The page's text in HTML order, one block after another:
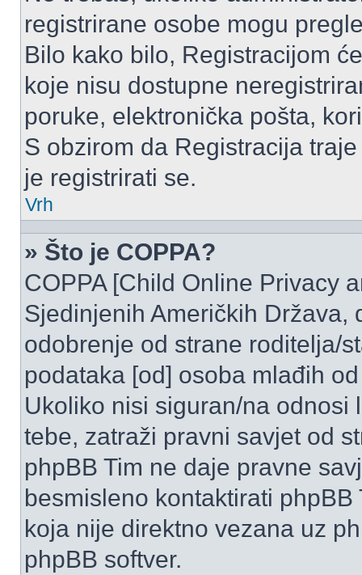
registrirane osobe mogu
Bilo kako bilo, Registracijom
koje nisu dostupne
poruke, elektronička pošta,
S obzirom da Registracija
je registrirati se.
Vrh
» Što je COPPA?
COPPA [Child Online Privacy
Sjedinjenih Američkih
odobrenje od strane roditelja/
podataka [od] osoba mlađih
Ukoliko nisi siguran/na odnosi
tebe, zatraži pravni savjet od
phpBB Tim ne daje pravne
besmisleno kontaktirati
koja nije direktno vezana uz
phpBB softver.